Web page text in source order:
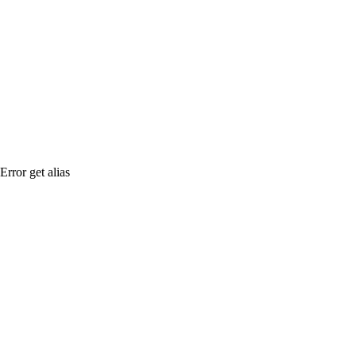
Error get alias